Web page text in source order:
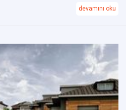
devamını oku